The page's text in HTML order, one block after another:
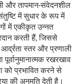
और तापमान-संवेदनशील
में सुधार के रूप में
में एकीकृत उन्नत
करती हैं, जिससे
स्तर और प्रणाली
रखरखाव
को प्रभावित करने से
की अनुमति देती है।